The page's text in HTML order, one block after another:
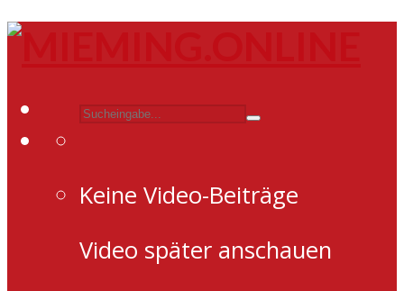
Keine Video-Beiträge
Video später anschauen